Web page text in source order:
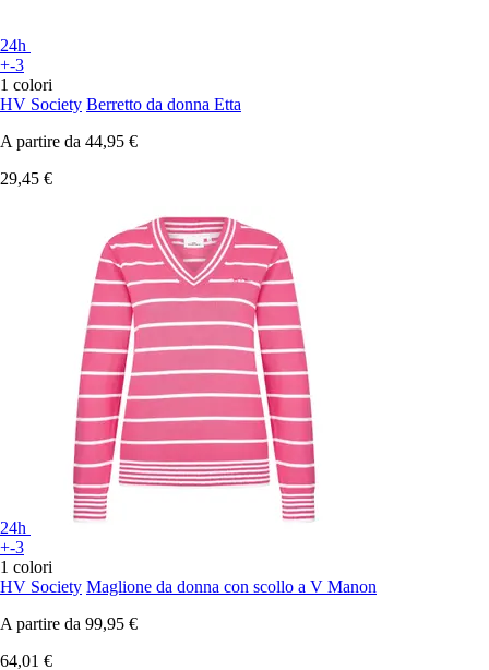
24h
+-3
1 colori
HV Society Berretto da donna Etta
A partire da 44,95 €
29,45 €
24h
+-3
1 colori
HV Society Maglione da donna con scollo a V Manon
A partire da 99,95 €
64,01 €